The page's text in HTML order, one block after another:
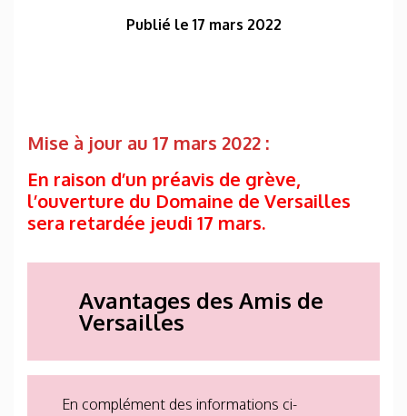
Publié le 17 mars 2022
Mise à jour au 17 mars 2022 :
En raison d’un préavis de grève,
l’ouverture du Domaine de Versailles
sera retardée jeudi 17 mars.
Avantages des Amis de
Versailles
En complément des informations ci-